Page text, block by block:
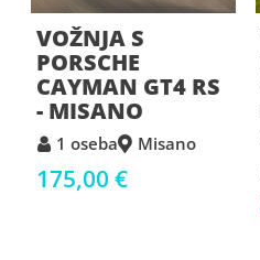
VOŽNJA S
PORSCHE
CAYMAN GT4 RS
- MISANO
1 oseba Misano
175,00 €